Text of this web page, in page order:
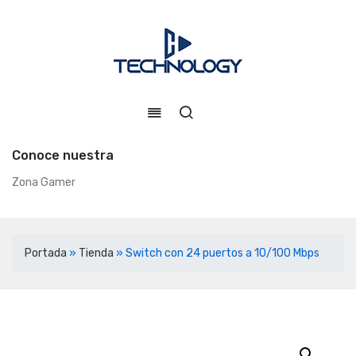
Conoce nuestra
Zona Gamer
Portada » Tienda » Switch con 24 puertos a 10/100 Mbps